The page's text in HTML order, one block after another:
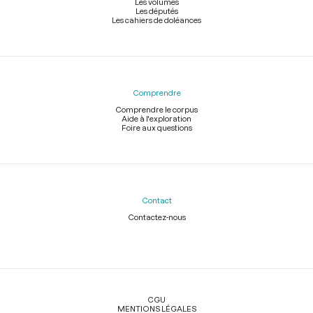
Les députés
Les cahiers de doléances
Comprendre
Comprendre le corpus
Aide à l'exploration
Foire aux questions
Contact
Contactez-nous
Légal
CGU
MENTIONS LÉGALES